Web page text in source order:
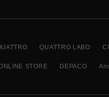
QUATTRO LABO
STORE DEPACO